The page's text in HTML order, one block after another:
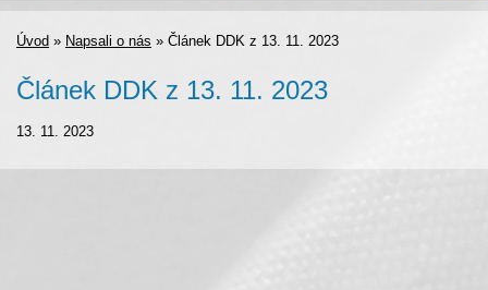
Úvod » Napsali o nás » Článek DDK z 13. 11. 2023
Článek DDK z 13. 11. 2023
13. 11. 2023